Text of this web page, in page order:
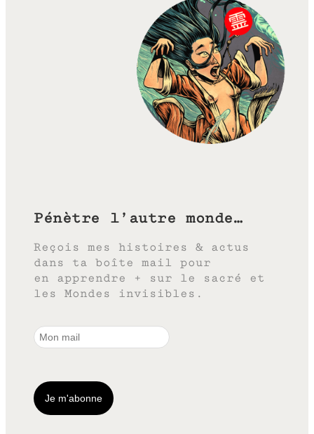
Pénètre l’autre monde…
Reçois mes histoires & actus
dans ta boîte mail pour
en apprendre + sur le sacré et
les Mondes invisibles.